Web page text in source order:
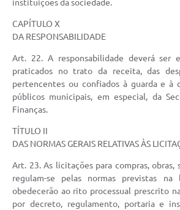
instituições da sociedade.
CAPÍTULO X
DA RESPONSABILIDADE
Art. 22. A responsabilidade deverá ser
praticados no trato da receita, das
pertencentes ou confiados à guarda e à
públicos municipais, em especial, da
Finanças.
TÍTULO II
DAS NORMAS GERAIS RELATIVAS ÀS
Art. 23. As licitações para compras, obras,
regulam-se pelas normas previstas na
obedecerão ao rito processual prescrito
por decreto, regulamento, portaria e